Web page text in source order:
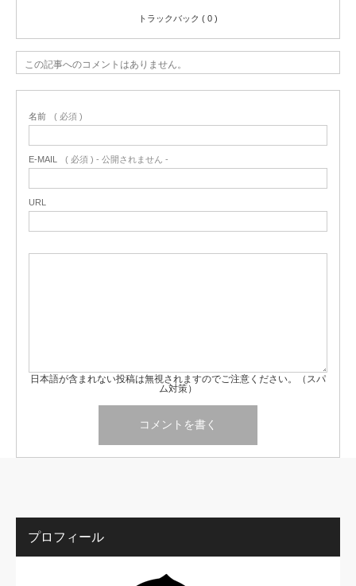
トラックバック ( 0 )
この記事へのコメントはありません。
名前 ( 必須 )
E-MAIL ( 必須 ) - 公開されません -
URL
日本語が含まれない投稿は無視されますのでご注意ください。（スパ
ム対策）
プロフィール